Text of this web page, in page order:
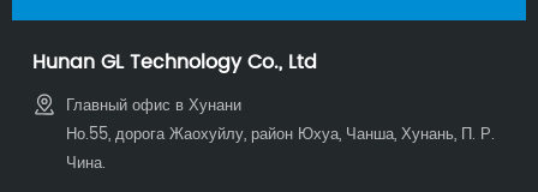
Hunan GL Technology Co., Ltd
Главный офис в Хунани
Но.55, дорога Жаохуйлу, район Юхуа, Чанша, Хунань, П. Р.
Чина.